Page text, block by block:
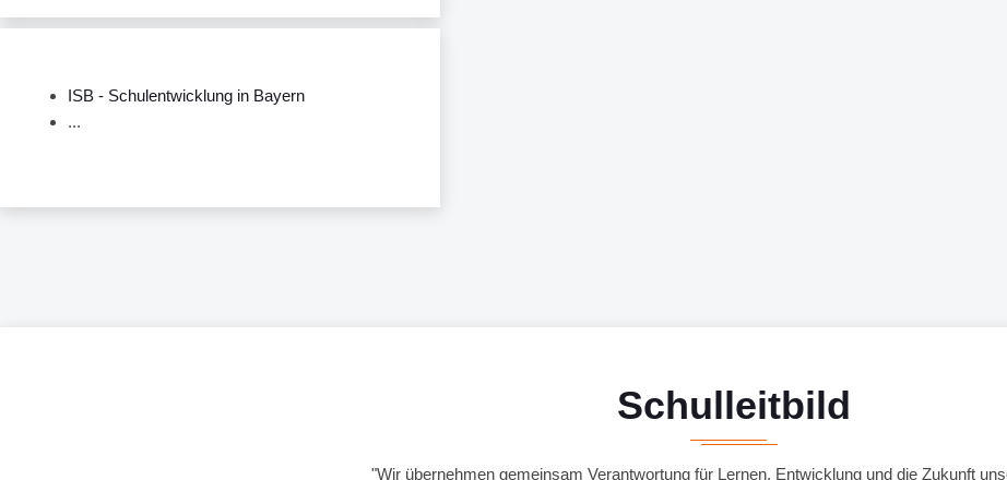
ISB - Schulentwicklung in Bayern
...
Schulleitbild
"Wir übernehmen gemeinsam Verantwortung für Lernen, Entwicklung und die Zukunft